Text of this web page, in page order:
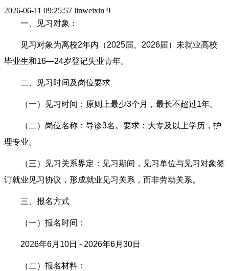
2026-06-11 09:25:57 linweixin 9
一、见习对象：
见习对象为离校2年内（2025届、2026届）未就业高校
毕业生和16—24岁登记失业青年。
二、见习时间及岗位要求
（一）见习时间：原则上最少3个月，最长不超过1年。
（二）岗位名称：导诊3名。要求：大专及以上学历，护
理专业。
（三）见习关系界定：见习期间，见习单位与见习对象签
订就业见习协议，形成就业见习关系，而非劳动关系。
三、报名方式
（一）报名时间：
2026年6月10日 - 2026年6月30日
（二）报名材料：